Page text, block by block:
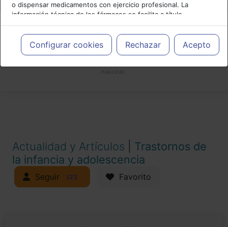
o dispensar medicamentos con ejercicio profesional. La
información técnica de los fármacos se facilita a título
meramente informativo, siendo responsabilidad de los
profesionales facultados prescribir medicamentos y decidir, en
cada caso concreto, el tratamiento más adecuado a las
necesidades del paciente.
Configurar cookies Rechazar Acepto
Actualidad y Artículos
Trastornos de
la infancia y adolescencia
Seguir 123 Favorito